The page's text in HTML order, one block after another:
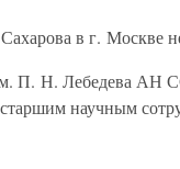
в г. Москве
П. Н. Лебедева АН
научным